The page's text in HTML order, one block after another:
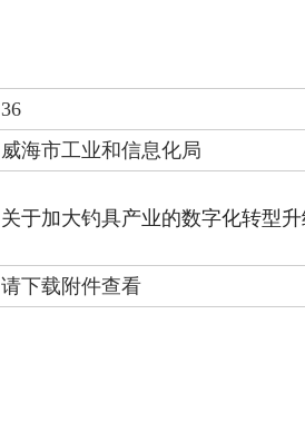
36
威海市工业和信息化局
关于加大钓具产业的数字化转型
请下载附件查看